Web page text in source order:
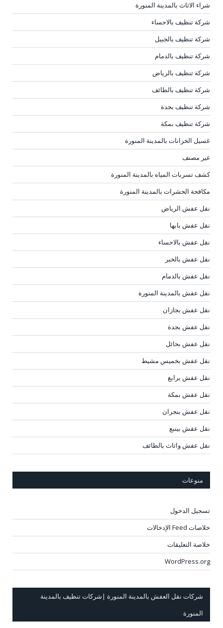
شراء الاثاث بالمدينة المنورة
شركة تنظيف بالاحساء
شركة تنظيف بالجبيل
شركة تنظيف بالدمام
شركة تنظيف بالرياض
شركة تنظيف بالطائف
شركة تنظيف بجدة
شركة تنظيف بمكة
غسيل الخزانات بالمدينة المنورة
غير مصنف
كشف تسربات المياه بالمدينة المنورة
مكافحة الحشرات بالمدينة المنورة
نقل عفش الرياض
نقل عفش بابها
نقل عفش بالاحساء
نقل عفش بالخبر
نقل عفش بالدمام
نقل عفش بالمدينة المنورة
نقل عفش بجازان
نقل عفش بجدة
نقل عفش بحائل
نقل عفش بخميس مشيط
نقل عفش برابغ
نقل عفش بمكة
نقل عفش بنجران
نقل عفش بينبع
نقل عفش واثاث بالطائف
منوعات
تسجيل الدخول
خلاصات Feed الإدخالات
خلاصة التعليقات
WordPress.org
شركات نقل العفش بالمدينة المنورة |شركات تنظيف بالمدينة
المنورة